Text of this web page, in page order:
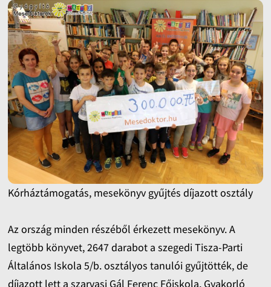
Kórháztámogatás, mesekönyv gyűjtés díjazott osztály
Az ország minden részéből érkezett mesekönyv. A
legtöbb könyvet, 2647 darabot a szegedi Tisza-Parti
Általános Iskola 5/b. osztályos tanulói gyűjtötték, de
díjazott lett a szarvasi Gál Ferenc Főiskola, Gyakorló